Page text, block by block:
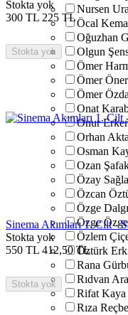
Nursen
Öcal
Oğuzhan
Olgun
Ömer
Ömer
Ömer
Onat
Onur
Orhan
Osman
Ozan
Özay
Özcan
Özge
Özge
Özlem
Öztürk
Rana
Rıdvan
Rifat Kaya
Rıza
Stokta yok
300 TL 225 TL
Stokta yok
Sinema Akımları 1. Cilt -
Stokta yok
550 TL 412,50 TL
Stokta yok